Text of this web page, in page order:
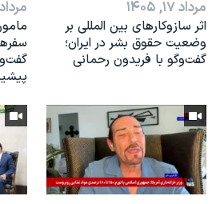
مرداد ۱۷, ۱۴۰۵
اثر ساز‌و‌کارهای بین المللی بر
وضعیت حقوق بشر در ایران؛
گفت‌وگو با فریدون رحمانی
مرداد ۱۷, ۱۴۰۵